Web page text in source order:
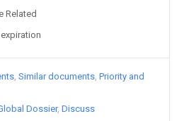
Related
Similar documents Priority and
Dossier Discuss